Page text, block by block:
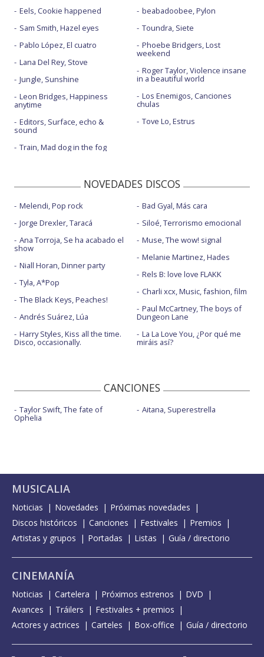
Eels, Cookie happened
Sam Smith, Hazel eyes
Pablo López, El cuatro
Lana Del Rey, Stove
Jungle, Sunshine
Leon Bridges, Happiness
anytime
Editors, Surface, echo &
sound
Train, Mad dog in the fog
beabadoobee, Pylon
Toundra, Siete
Phoebe Bridgers, Lost
weekend
Roger Taylor, Violence insane
in a beautiful world
Los Enemigos, Canciones
chulas
Tove Lo, Estrus
NOVEDADES DISCOS
Melendi, Pop rock
Jorge Drexler, Taracá
Ana Torroja, Se ha acabado el
show
Niall Horan, Dinner party
Tyla, A*Pop
The Black Keys, Peaches!
Andrés Suárez, Lúa
Harry Styles, Kiss all the time.
Disco, occasionally.
Bad Gyal, Más cara
Siloé, Terrorismo emocional
Muse, The wow! signal
Melanie Martinez, Hades
Rels B: love love FLAKK
Charli xcx, Music, fashion, film
Paul McCartney, The boys of
Dungeon Lane
La La Love You, ¿Por qué me
miráis así?
CANCIONES
Taylor Swift, The fate of
Ophelia
Aitana, Superestrella
MUSICALIA
Noticias Novedades
Próximas novedades
Discos históricos
Canciones Festivales
Premios
Artistas y grupos
Portadas Listas Guía / directorio
CINEMANÍA
Noticias Cartelera Próximos estrenos
DVD
Avances
Tráilers
Festivales + premios
Actores y actrices
Carteles Box-office Guía / directorio